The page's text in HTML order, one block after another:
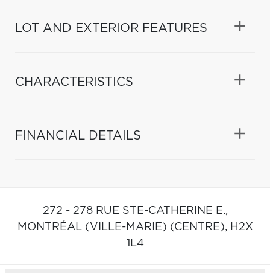
LOT AND EXTERIOR FEATURES
CHARACTERISTICS
FINANCIAL DETAILS
272 - 278 RUE STE-CATHERINE E.,
MONTRÉAL (VILLE-MARIE) (CENTRE), H2X
1L4